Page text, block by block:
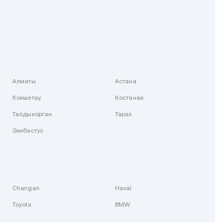
Алматы Астана
Кокшетау Костанай
Талдыкорган Тараз
Экибастуз
Changan Haval
Toyota BMW